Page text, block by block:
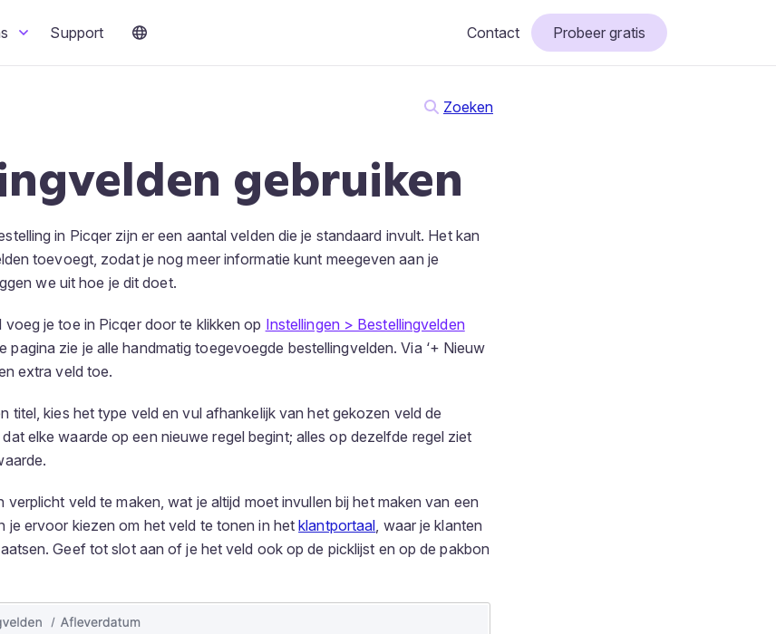
Support Contact Probeer gratis
Zoeken
gebruiken
in Picqer zijn er een aantal velden die je standaard invult. Het kan
toevoegt, zodat je nog meer informatie kunt meegeven aan je
we uit hoe je dit doet.
voeg je toe in Picqer door te klikken op Instellingen > Bestellingvelden
pagina zie je alle handmatig toegevoegde bestellingvelden. Via ‘+ Nieuw
extra veld toe.
titel, kies het type veld en vul afhankelijk van het gekozen veld de
elke waarde op een nieuwe regel begint; alles op dezelfde regel ziet
verplicht veld te maken, wat je altijd moet invullen bij het maken van een
je ervoor kiezen om het veld te tonen in hetklantportaal, waar je klanten
Geef tot slot aan of je het veld ook op de picklijst en op de pakbon